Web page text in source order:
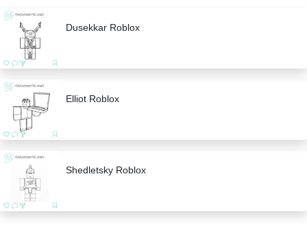
Dusekkar Roblox
Elliot Roblox
Shedletsky Roblox